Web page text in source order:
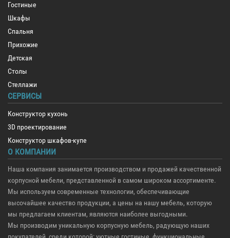
Гостиные
Шкафы
Спальня
Прихожие
Детская
Столы
Стеллажи
СЕРВИСЫ
Конструктор кухонь
3D проектирование
Конструктор шкафов-купе
О КОМПАНИИ
Наша компания занимается производством и продажей качественной
корпусной мебели, представленной в самом широком ассортименте.
Мы используем современные технологии, обеспечивающие
высочайшее качество продукции, а цены на нашу мебель, которую
мы предлагаем клиентам, являются наиболее выгодными.
Мы производим уникальную корпусную мебель, радующую наших